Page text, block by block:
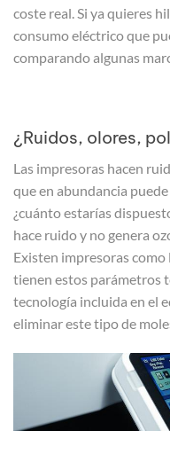
coste real. Si ya quieres
consumo eléctrico que
comparando algunas
¿Ruidos, olores,
Las impresoras hacen
que en abundancia
¿cuánto estarías
hace ruido y no genera
Existen impresoras
tienen estos parámetros
tecnología incluida en el
eliminar este tipo de